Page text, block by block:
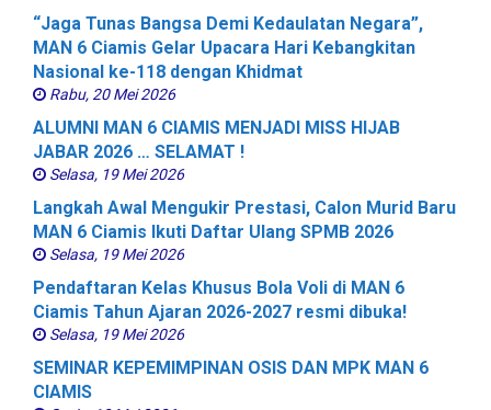
“Jaga Tunas Bangsa Demi Kedaulatan Negara”,
MAN 6 Ciamis Gelar Upacara Hari Kebangkitan
Nasional ke-118 dengan Khidmat
Rabu, 20 Mei 2026
ALUMNI MAN 6 CIAMIS MENJADI MISS HIJAB
JABAR 2026 … SELAMAT !
Selasa, 19 Mei 2026
Langkah Awal Mengukir Prestasi, Calon Murid Baru
MAN 6 Ciamis Ikuti Daftar Ulang SPMB 2026
Selasa, 19 Mei 2026
Pendaftaran Kelas Khusus Bola Voli di MAN 6
Ciamis Tahun Ajaran 2026-2027 resmi dibuka!
Selasa, 19 Mei 2026
SEMINAR KEPEMIMPINAN OSIS DAN MPK MAN 6
CIAMIS